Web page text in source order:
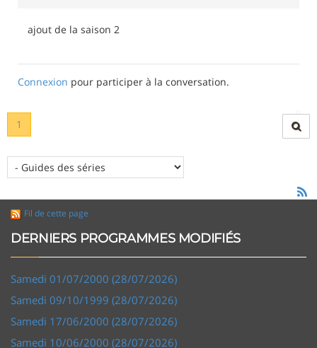
ajout de la saison 2
Connexion pour participer à la conversation.
1
Fil de cette page
DERNIERS PROGRAMMES MODIFIÉS
Samedi 01/07/2000 (28/07/2026)
Samedi 09/10/1999 (28/07/2026)
Samedi 17/06/2000 (28/07/2026)
Samedi 10/06/2000 (28/07/2026)